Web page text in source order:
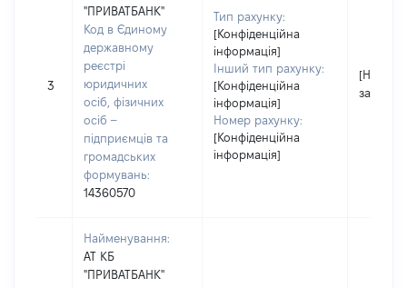
3
"ПРИВАТБАНК"
Код в Єдиному
державному
реєстрі
юридичних
осіб, фізичних
осіб –
підприємців та
громадських
формувань:
14360570
Тип рахунку:
[Конфіденційна
інформація]
Інший тип рахунку:
[Конфіденційна
інформація]
Номер рахунку:
[Конфіденційна
інформація]
[Не
Найменування:
АТ КБ
"ПРИВАТБАНК"